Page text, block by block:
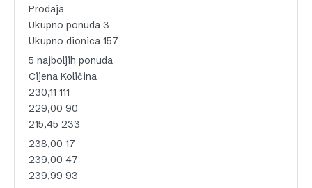
Prodaja
Ukupno ponuda 3
Ukupno dionica 157
5 najboljih ponuda
Cijena Količina
230,11 111
229,00 90
215,45 233
238,00 17
239,00 47
239,99 93